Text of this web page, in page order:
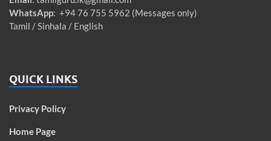
WhatsApp: +94 76 755 5962 (Messages only)
Tamil / Sinhala / English
QUICK LINKS
Privacy Policy
Home Page